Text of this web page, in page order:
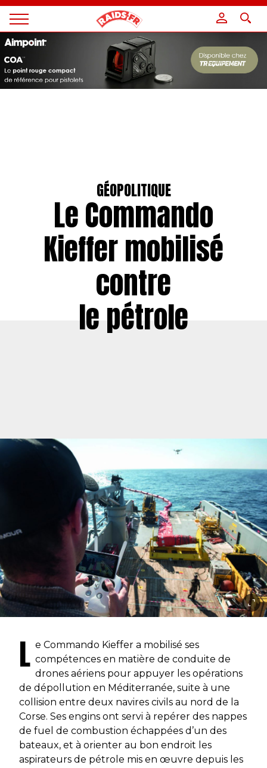
Magazine
Raids
GÉOPOLITIQUE
Le Commando
Kieffer mobilisé
contre
le pétrole
L e Commando Kieffer a mobilisé ses
compétences en matière de conduite de
drones aériens pour appuyer les opérations
de dépollution en Méditerranée, suite à une
collision entre deux navires civils au nord de la
Corse. Ses engins ont servi à repérer des nappes
de fuel de combustion échappées d’un des
bateaux, et à orienter au bon endroit les
aspirateurs de pétrole mis en œuvre depuis les
Panneau de gestion des cookies